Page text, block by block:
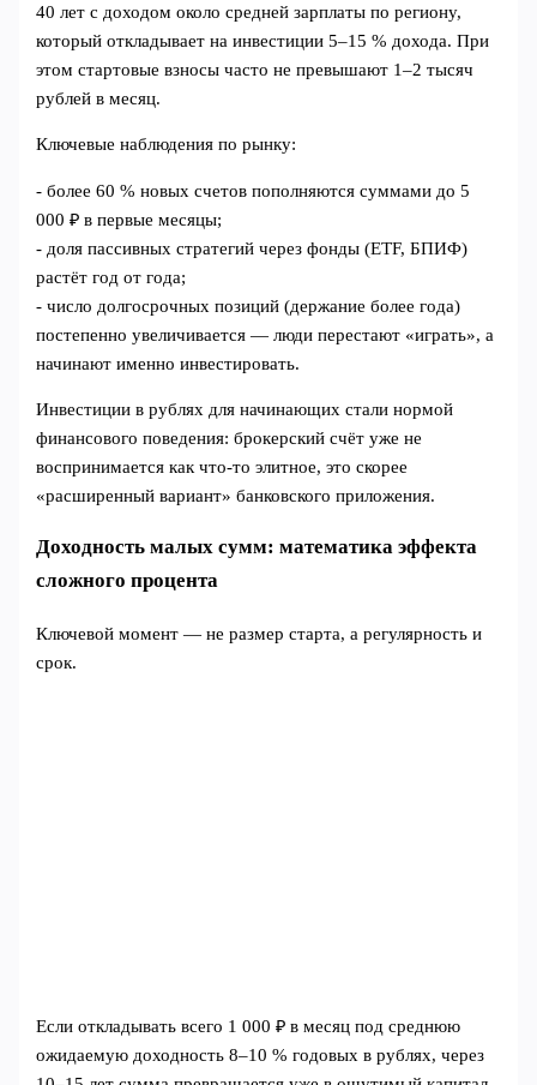
40 лет с доходом около средней зарплаты по региону,
который откладывает на инвестиции 5–15 % дохода. При
этом стартовые взносы часто не превышают 1–2 тысяч
рублей в месяц.
Ключевые наблюдения по рынку:
- более 60 % новых счетов пополняются суммами до 5
000 ₽ в первые месяцы;
- доля пассивных стратегий через фонды (ETF, БПИФ)
растёт год от года;
- число долгосрочных позиций (держание более года)
постепенно увеличивается — люди перестают «играть», а
начинают именно инвестировать.
Инвестиции в рублях для начинающих стали нормой
финансового поведения: брокерский счёт уже не
воспринимается как что‑то элитное, это скорее
«расширенный вариант» банковского приложения.
Доходность малых сумм: математика эффекта
сложного процента
Ключевой момент — не размер старта, а регулярность и
срок.
Если откладывать всего 1 000 ₽ в месяц под среднюю
ожидаемую доходность 8–10 % годовых в рублях, через